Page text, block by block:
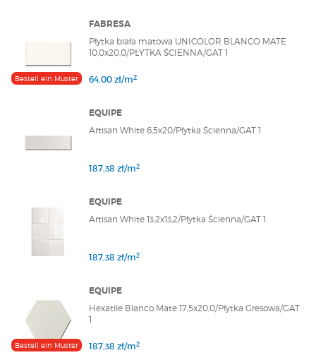
Bestell ein Muster
FABRESA
Płytka biała matowa UNICOLOR BLANCO MATE
10,0x20,0/PŁYTKA ŚCIENNA/GAT 1
64,00 zł/m2
EQUIPE
Artisan White 6,5x20/Płytka Ścienna/GAT 1
187,38 zł/m2
EQUIPE
Artisan White 13,2x13,2/Płytka Ścienna/GAT 1
187,38 zł/m2
Bestell ein Muster
EQUIPE
Hexatile Blanco Mate 17,5x20,0/Płytka Gresowa/GAT
1
187,38 zł/m2